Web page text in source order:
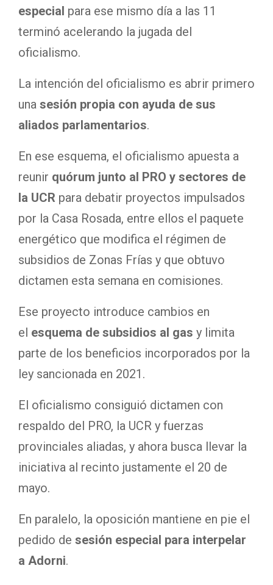
especial para ese mismo día a las 11
terminó acelerando la jugada del
oficialismo.
La intención del oficialismo es abrir primero
una sesión propia con ayuda de sus
aliados parlamentarios.
En ese esquema, el oficialismo apuesta a
reunir quórum junto al PRO y sectores de
la UCR para debatir proyectos impulsados
por la Casa Rosada, entre ellos el paquete
energético que modifica el régimen de
subsidios de Zonas Frías y que obtuvo
dictamen esta semana en comisiones.
Ese proyecto introduce cambios en
el esquema de subsidios al gas y limita
parte de los beneficios incorporados por la
ley sancionada en 2021.
El oficialismo consiguió dictamen con
respaldo del PRO, la UCR y fuerzas
provinciales aliadas, y ahora busca llevar la
iniciativa al recinto justamente el 20 de
mayo.
En paralelo, la oposición mantiene en pie el
pedido de sesión especial para interpelar
a Adorni.